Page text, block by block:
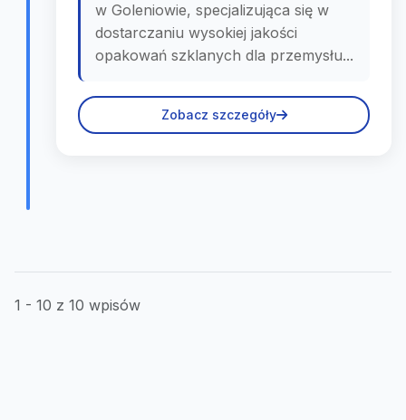
w Goleniowie, specjalizująca się w
dostarczaniu wysokiej jakości
opakowań szklanych dla przemysłu...
Zobacz szczegóły
1 - 10 z 10 wpisów